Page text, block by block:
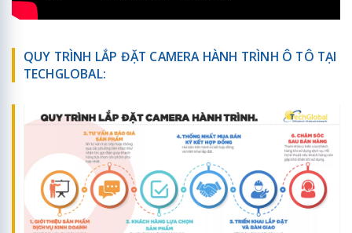
QUY TRÌNH LẮP ĐẶT CAMERA HÀNH TRÌNH Ô TÔ TẠI
TECHGLOBAL: